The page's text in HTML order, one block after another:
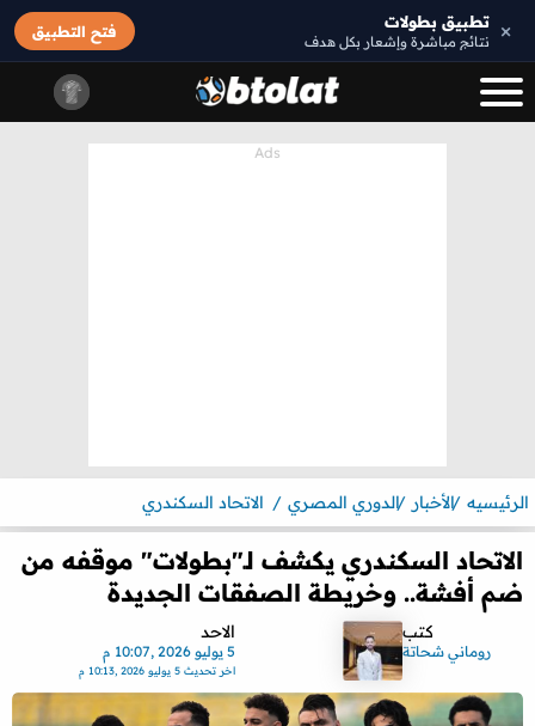
× تطبيق بطولات
نتائج مباشرة وإشعار بكل هدف
فتح التطبيق
الرئيسيه الأخبار الدوري المصري الاتحاد السكندري
الاتحاد السكندري يكشف لـ"بطولات" موقفه من
ضم أفشة.. وخريطة الصفقات الجديدة
كتب
روماني شحاتة
الاحد
5 يوليو 2026 ,10:07 م
اخر تحديث5 يوليو 2026 ,10:13 م